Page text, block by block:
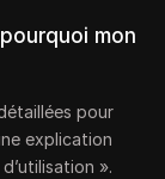
mon
pour
explication
».